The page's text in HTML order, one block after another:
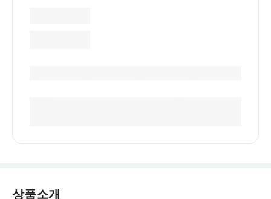
상품소개